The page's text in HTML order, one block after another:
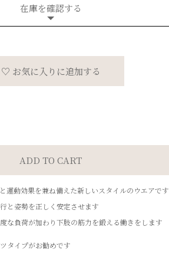
在庫を確認する
♡ お気に入りに追加する
運動効果を兼ね備えた新しいスタイルのウエアです
と姿勢を正しく安定させます
な負荷が加わり下肢の筋力を鍛える働きをします
タイプがお勧めです